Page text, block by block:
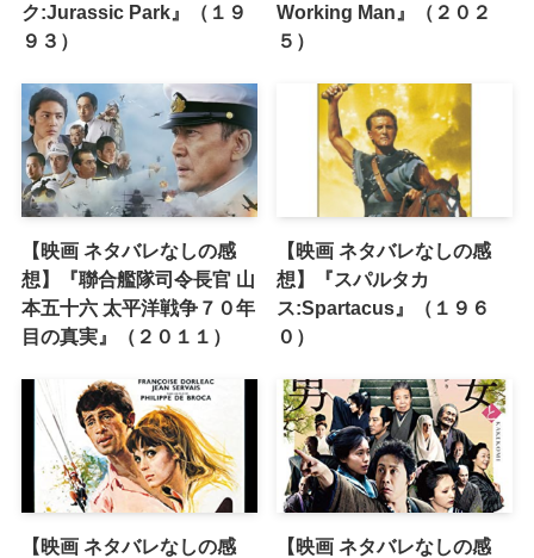
ク:Jurassic Park』（１９
９３）
Working Man』（２０２
５）
【映画 ネタバレなしの感
想】『聯合艦隊司令長官 山
本五十六 太平洋戦争７０年
目の真実』（２０１１）
【映画 ネタバレなしの感
想】『スパルタカ
ス:Spartacus』（１９６
０）
【映画 ネタバレなしの感
【映画 ネタバレなしの感